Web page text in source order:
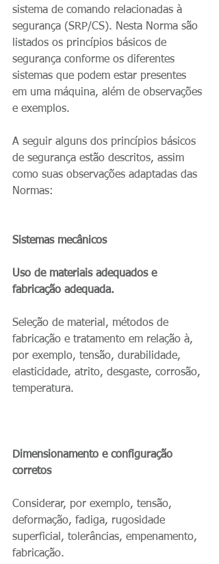
sistema de comando relacionadas à
segurança (SRP/CS). Nesta Norma são
listados os princípios básicos de
segurança conforme os diferentes
sistemas que podem estar presentes
em uma máquina, além de observações
e exemplos.
A seguir alguns dos princípios básicos
de segurança estão descritos, assim
como suas observações adaptadas das
Normas:
Sistemas mecânicos
Uso de materiais adequados e
fabricação adequada.
Seleção de material, métodos de
fabricação e tratamento em relação à,
por exemplo, tensão, durabilidade,
elasticidade, atrito, desgaste, corrosão,
temperatura.
Dimensionamento e configuração
corretos
Considerar, por exemplo, tensão,
deformação, fadiga, rugosidade
superficial, tolerâncias, empenamento,
fabricação.